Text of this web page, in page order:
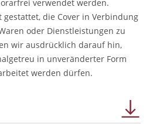
verwendet werden.
die Cover in Verbindung
oder Dienstleistungen zu
wir ausdrücklich darauf hin,
in unveränderter Form
werden dürfen.